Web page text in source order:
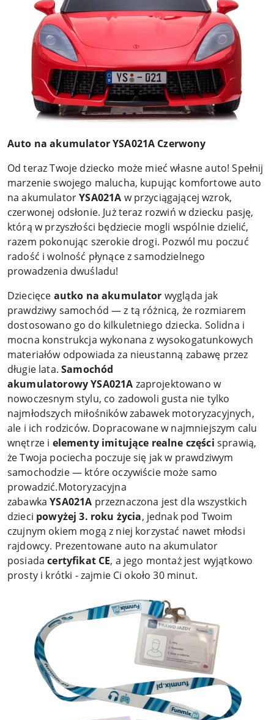
Auto na akumulator YSA021A Czerwony
Od teraz Twoje dziecko może mieć własne auto! Spełnij
marzenie swojego malucha, kupując komfortowe auto
na akumulatorYSA021A w przyciągającej wzrok,
czerwonej odsłonie. Już teraz rozwiń w dziecku pasję,
którą w przyszłości będziecie mogli wspólnie dzielić,
razem pokonując szerokie drogi. Pozwól mu poczuć
radość i wolność płynące z samodzielnego
prowadzenia dwuśladu!
Dziecięce autko na akumulator wygląda jak
prawdziwy samochód — z tą różnicą, że rozmiarem
dostosowano go do kilkuletniego dziecka. Solidna i
mocna konstrukcja wykonana z wysokogatunkowych
materiałów odpowiada za nieustanną zabawę przez
długie lata.Samochód
akumulatorowy YSA021A zaprojektowano w
nowoczesnym stylu, co zadowoli gusta nie tylko
najmłodszych miłośników zabawek motoryzacyjnych,
ale i ich rodziców. Dopracowane w najmniejszym calu
wnętrze i elementy imitujące realne części sprawią,
że Twoja pociecha poczuje się jak w prawdziwym
samochodzie — które oczywiście może samo
prowadzić.Motoryzacyjna
zabawkaYSA021A przeznaczona jest dla wszystkich
dzieci powyżej 3. roku życia, jednak pod Twoim
czujnym okiem mogą z niej korzystać nawet młodsi
rajdowcy. Prezentowane auto na akumulator
posiadacertyfikat CE, a jego montaż jest wyjątkowo
prosty i krótki - zajmie Ci około 30 minut.